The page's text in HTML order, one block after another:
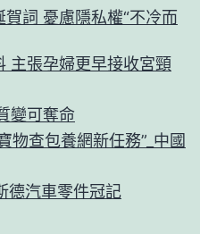
詞 憂慮隱私權“不冷而
主張孕婦更早接收宮頸
變可奪命
物查包養網新任務”_中國
德汽車零件冠記